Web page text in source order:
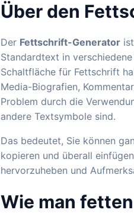
Über den
Der Fettschrift-Generator
Standardtext in
Schaltfläche für Fettschrift
Media-Biografien,
Problem durch die
andere Textsymbole sind.
Das bedeutet, Sie können
kopieren und überall
hervorzuheben und
Wie man